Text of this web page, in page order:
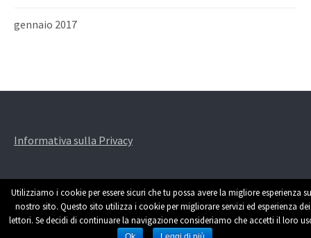
gennaio 2017
Informativa sulla Privacy
Powered byWordPress | Theme byThemehaus
Utilizziamo i cookie per essere sicuri che tu possa avere la migliore esperienza
nostro sito. Questo sito utilizza i cookie per migliorare servizi ed esperienza dei
lettori. Se decidi di continuare la navigazione consideriamo che accetti il loro